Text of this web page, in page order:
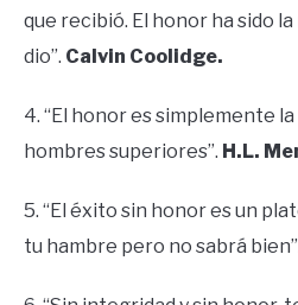
que recibió. El honor ha sido
dio”. Calvin Coolidge.
4. “El honor es simplemente
hombres superiores”. H.L.
5. “El éxito sin honor es un
tu hambre pero no sabrá